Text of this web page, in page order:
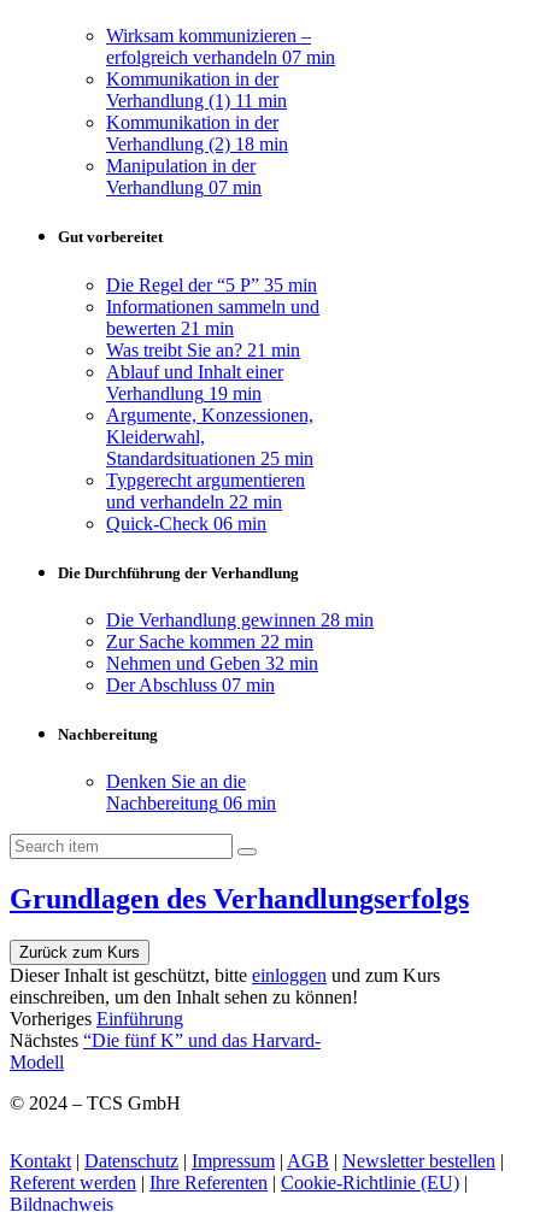
Wirksam kommunizieren –
erfolgreich verhandeln 07 min
Kommunikation in der
Verhandlung (1) 11 min
Kommunikation in der
Verhandlung (2) 18 min
Manipulation in der
Verhandlung 07 min
Gut vorbereitet
Die Regel der “5 P” 35 min
Informationen sammeln und
bewerten 21 min
Was treibt Sie an? 21 min
Ablauf und Inhalt einer
Verhandlung 19 min
Argumente, Konzessionen,
Kleiderwahl,
Standardsituationen 25 min
Typgerecht argumentieren
und verhandeln 22 min
Quick-Check 06 min
Die Durchführung der Verhandlung
Die Verhandlung gewinnen 28 min
Zur Sache kommen 22 min
Nehmen und Geben 32 min
Der Abschluss 07 min
Nachbereitung
Denken Sie an die
Nachbereitung 06 min
Grundlagen des Verhandlungserfolgs
Zurück zum Kurs
Dieser Inhalt ist geschützt, bitte einloggen und zum Kurs
einschreiben, um den Inhalt sehen zu können!
Vorheriges Einführung
Nächstes “Die fünf K” und das Harvard-
Modell
© 2024 – TCS GmbH
Kontakt | Datenschutz | Impressum | AGB | Newsletter bestellen |
Referent werden | Ihre Referenten | Cookie-Richtlinie (EU) |
Bildnachweis